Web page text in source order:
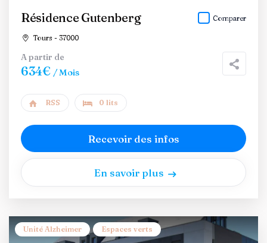
Résidence Gutenberg
Tours - 37000
Comparer
A partir de
634€ / Mois
RSS 0 lits
Recevoir des infos
En savoir plus
Unité Alzheimer Espaces verts